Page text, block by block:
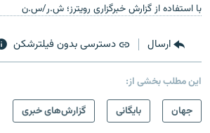
با استفاده از گزارش خبرگزاری رویترز؛ ش.ر/س.ن
ارسال دسترسی بدون فیلترشکن
این مطلب بخشی از:
جهان
بایگانی گزارش‌های خبری